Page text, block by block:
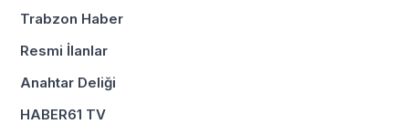
Trabzon Haber
Resmi İlanlar
Anahtar Deliği
HABER61 TV